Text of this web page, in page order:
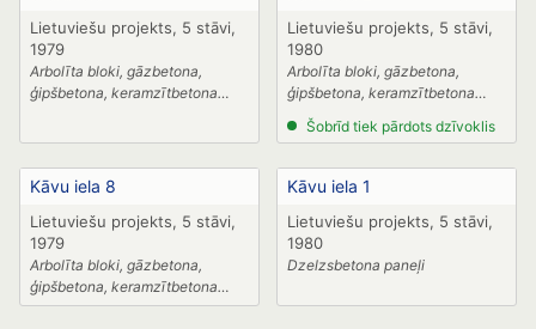
Lietuviešu projekts, 5 stāvi,
1979
Arbolīta bloki, gāzbetona,
ģipšbetona, keramzītbetona
Lietuviešu projekts, 5 stāvi,
1980
Arbolīta bloki, gāzbetona,
ģipšbetona, keramzītbetona
paneļi,
Šobrīd tiek pārdots dzīvoklis
Kāvu iela 8
Lietuviešu projekts, 5 stāvi,
1979
Arbolīta bloki, gāzbetona,
ģipšbetona, keramzītbetona
paneļi
Kāvu iela 1
Lietuviešu projekts, 5 stāvi,
1980
Dzelzsbetona paneļi